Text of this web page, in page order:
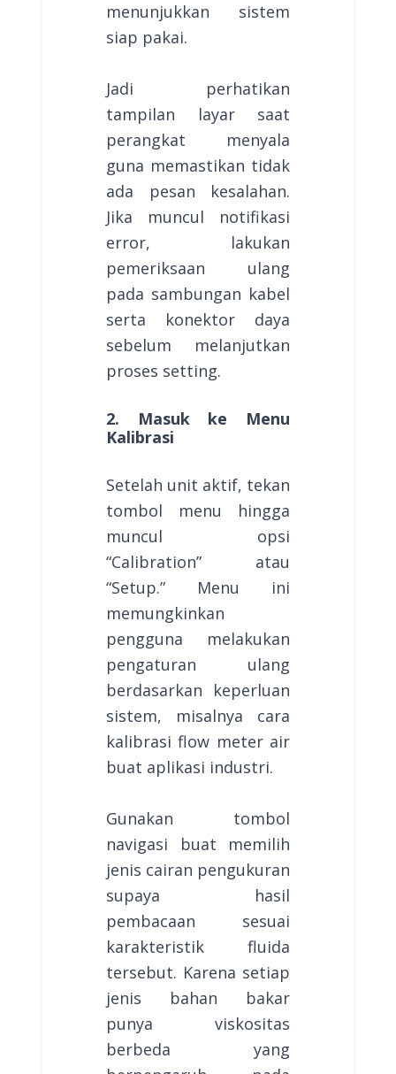
menunjukkan sistem
siap pakai.
Jadi perhatikan
tampilan layar saat
perangkat menyala
guna memastikan tidak
ada pesan kesalahan.
Jika muncul notifikasi
error, lakukan
pemeriksaan ulang
pada sambungan kabel
serta konektor daya
sebelum melanjutkan
proses setting.
2. Masuk ke Menu
Kalibrasi
Setelah unit aktif, tekan
tombol menu hingga
muncul opsi
“Calibration” atau
“Setup.” Menu ini
memungkinkan
pengguna melakukan
pengaturan ulang
berdasarkan keperluan
sistem, misalnya cara
kalibrasi flow meter air
buat aplikasi industri.
Gunakan tombol
navigasi buat memilih
jenis cairan pengukuran
supaya hasil
pembacaan sesuai
karakteristik fluida
tersebut. Karena setiap
jenis bahan bakar
punya viskositas
berbeda yang